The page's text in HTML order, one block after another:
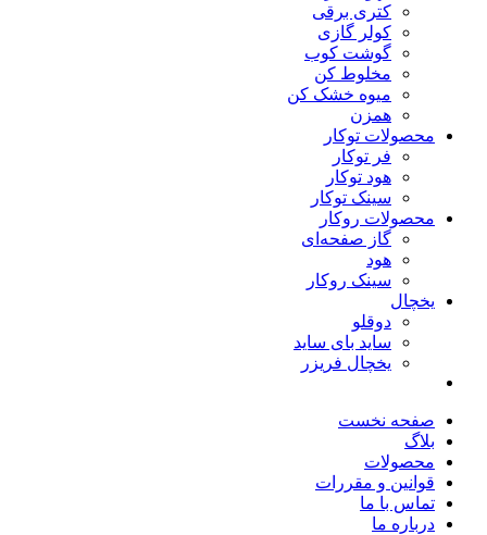
کتری برقی
کولر گازی
گوشت کوب
مخلوط کن
میوه خشک کن
همزن
محصولات توکار
فر توکار
هود توکار
سینک توکار
محصولات روکار
گاز صفحه‌ای
هود
سینک روکار
یخچال
دوقلو
ساید بای ساید
یخچال فریزر
صفحه نخست
بلاگ
محصولات
قوانین و مقررات
تماس با ما
درباره ما